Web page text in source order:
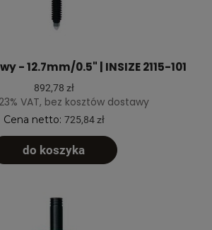
- 12.7mm/0.5" | INSIZE 2115-101
892,78 zł
VAT, bez kosztów dostawy
Cena netto: 725,84 zł
do koszyka